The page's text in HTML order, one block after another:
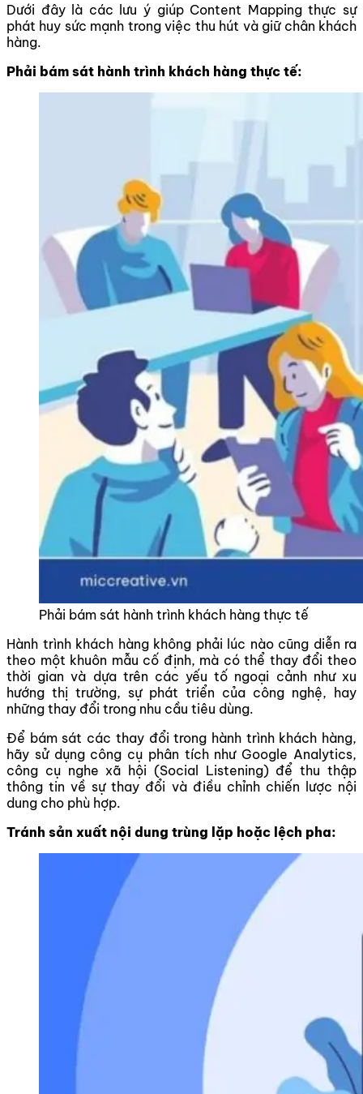
Dưới đây là các lưu ý giúp Content Mapping thực sự
phát huy sức mạnh trong việc thu hút và giữ chân khách
hàng.
Phải bám sát hành trình khách hàng thực tế:
Phải bám sát hành trình khách hàng thực tế
Hành trình khách hàng không phải lúc nào cũng diễn ra
theo một khuôn mẫu cố định, mà có thể thay đổi theo
thời gian và dựa trên các yếu tố ngoại cảnh như xu
hướng thị trường, sự phát triển của công nghệ, hay
những thay đổi trong nhu cầu tiêu dùng.
Để bám sát các thay đổi trong hành trình khách hàng,
hãy sử dụng công cụ phân tích như Google Analytics,
công cụ nghe xã hội (Social Listening) để thu thập
thông tin về sự thay đổi và điều chỉnh chiến lược nội
dung cho phù hợp.
Tránh sản xuất nội dung trùng lặp hoặc lệch pha: